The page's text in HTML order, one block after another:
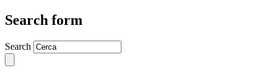
Search form
Search